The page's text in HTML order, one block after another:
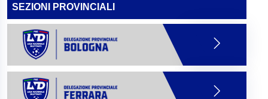
SEZIONI PROVINCIALI